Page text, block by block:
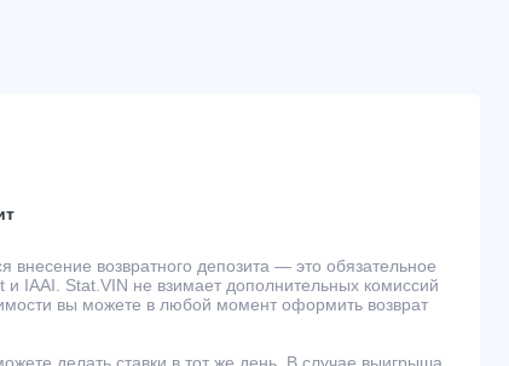
внесение возвратного депозита — это обязательное
IAAI. Stat.VIN не взимает дополнительных комиссий
вы можете в любой момент оформить возврат
делать ставки в тот же день. В случае выигрыша